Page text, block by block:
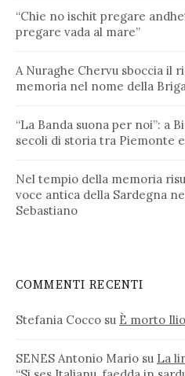
“Chie no ischit pregare
pregare vada al mare”
A Nuraghe Chervu sboccia il
memoria nel nome della
“La Banda suona per noi”: a
secoli di storia tra Piemonte
Nel tempio della memoria
voce antica della Sardegna
Sebastiano
COMMENTI RECENTI
Stefania Cocco su È morto
SENES Antonio Mario su La